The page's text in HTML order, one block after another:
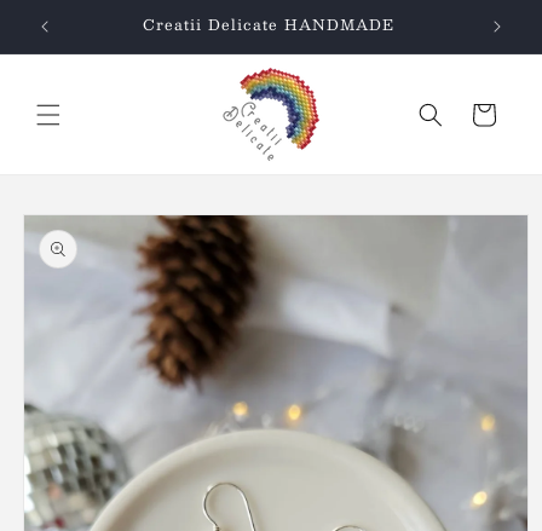
Salt la
conținut
Creatii Delicate HANDMADE
Coș
despre
produs